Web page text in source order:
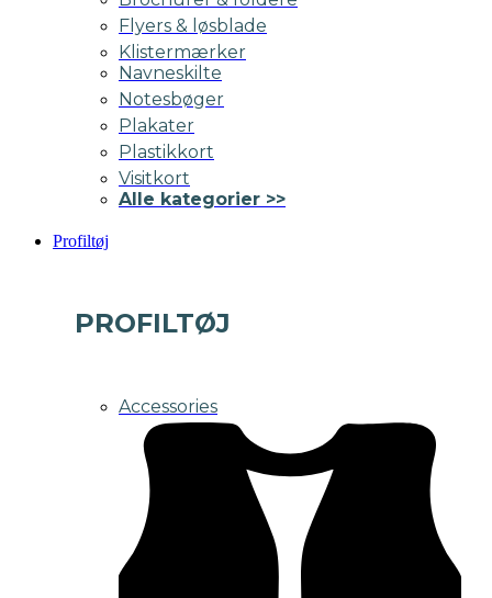
Flyers & løsblade
Klistermærker
Navneskilte
Notesbøger
Plakater
Plastikkort
Visitkort
Alle kategorier >>
Profiltøj
PROFILTØJ
Accessories